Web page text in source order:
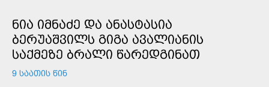
ᲜᲘᲐ ᲘᲛᲜᲐᲫᲔ ᲓᲐ ᲐᲜᲐᲡᲢᲐᲡᲘᲐ
ᲑᲔᲠᲣᲐᲨᲕᲘᲚᲡ ᲒᲘᲒᲐ ᲐᲕᲐᲚᲘᲐᲜᲘᲡ
ᲡᲐᲥᲛᲔᲖᲔ ᲑᲠᲐᲚᲘ ᲬᲐᲠᲔᲓᲒᲘᲜᲐᲗ
9 ᲡᲐᲐᲗᲘᲡ ᲬᲘᲜ